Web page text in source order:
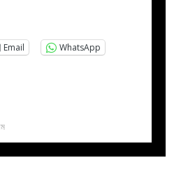
Email
WhatsApp